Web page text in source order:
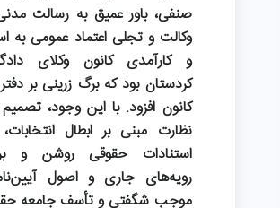
صنفی، باور عمیق به رسالت
وکالت و تجلی اعتماد عمومی به
و کارآمدی کانون وکلای
کردستان بود که برگ زرینی بر
کانون افزود. با این وجود،
نظارت مبنی بر ابطال
استنادات حقوقی روشن و
رویه‌های جاری و اصول
موجب شگفتی و تأسف جامعه